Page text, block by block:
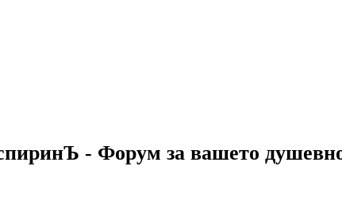
- Форум за вашето душевно